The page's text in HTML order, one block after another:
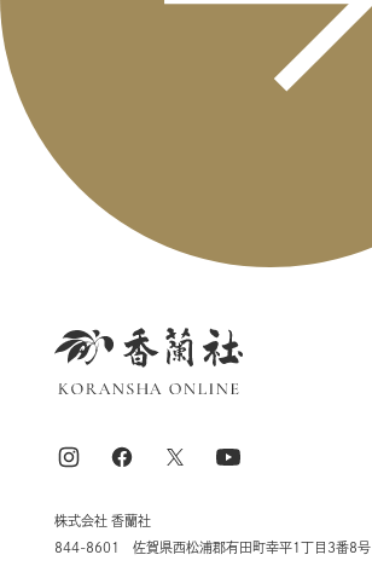
株式会社 香蘭社
844-8601 佐賀県西松浦郡有田町幸平1丁目3番8号